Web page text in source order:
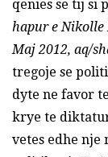
qenies se tij si
hapur e Nikolle
Maj 2012, aq/
tregoje se
dyte ne favor
krye te
vetes edhe